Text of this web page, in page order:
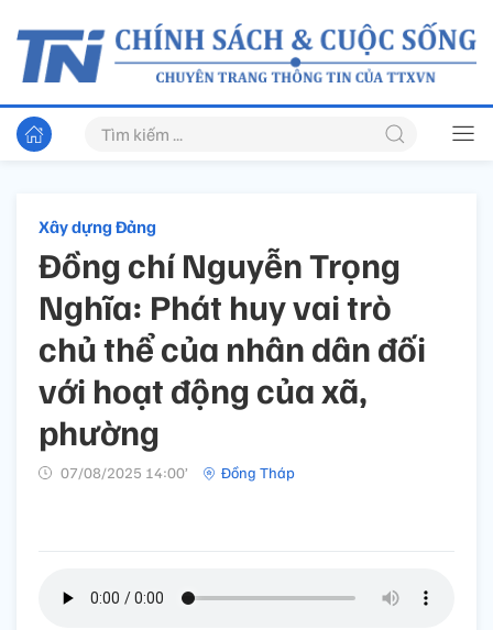
Xây dựng Đảng
Đồng chí Nguyễn Trọng
Nghĩa: Phát huy vai trò
chủ thể của nhân dân đối
với hoạt động của xã,
phường
07/08/2025 14:00’ Đồng Tháp